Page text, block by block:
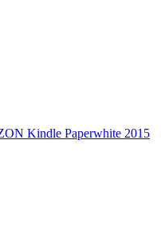
Kindle Paperwhite 2015